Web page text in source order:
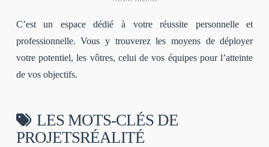
C’est un espace dédié à votre réussite personnelle et
professionnelle. Vous y trouverez les moyens de déployer
votre potentiel, les vôtres, celui de vos équipes pour l’atteinte
de vos objectifs.
LES MOTS-CLÉS DE
PROJETSRÉALITÉ